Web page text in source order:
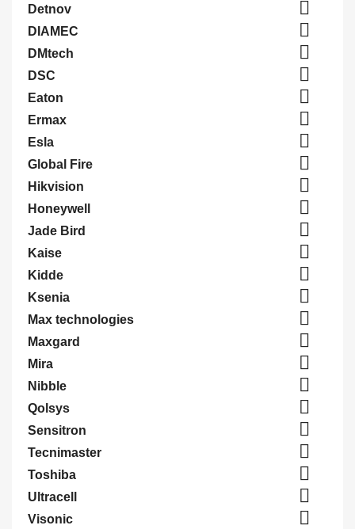
Detnov 
DIAMEC 
DMtech 
DSC 
Eaton 
Ermax 
Esla 
Global Fire 
Hikvision 
Honeywell 
Jade Bird 
Kaise 
Kidde 
Ksenia 
Max technologies 
Maxgard 
Mira 
Nibble 
Qolsys 
Sensitron 
Tecnimaster 
Toshiba 
Ultracell 
Visonic 